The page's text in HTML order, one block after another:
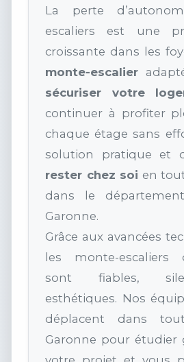
La perte
escaliers est une
croissante dans les
monte-escalier
sécuriser votre
continuer à profiter
chaque étage sans
solution pratique et
rester chez soi en
dans le
Garonne.
Grâce aux avancées
les monte-escaliers
sont fiables,
esthétiques. Nos
déplacent dans
Garonne pour étudier